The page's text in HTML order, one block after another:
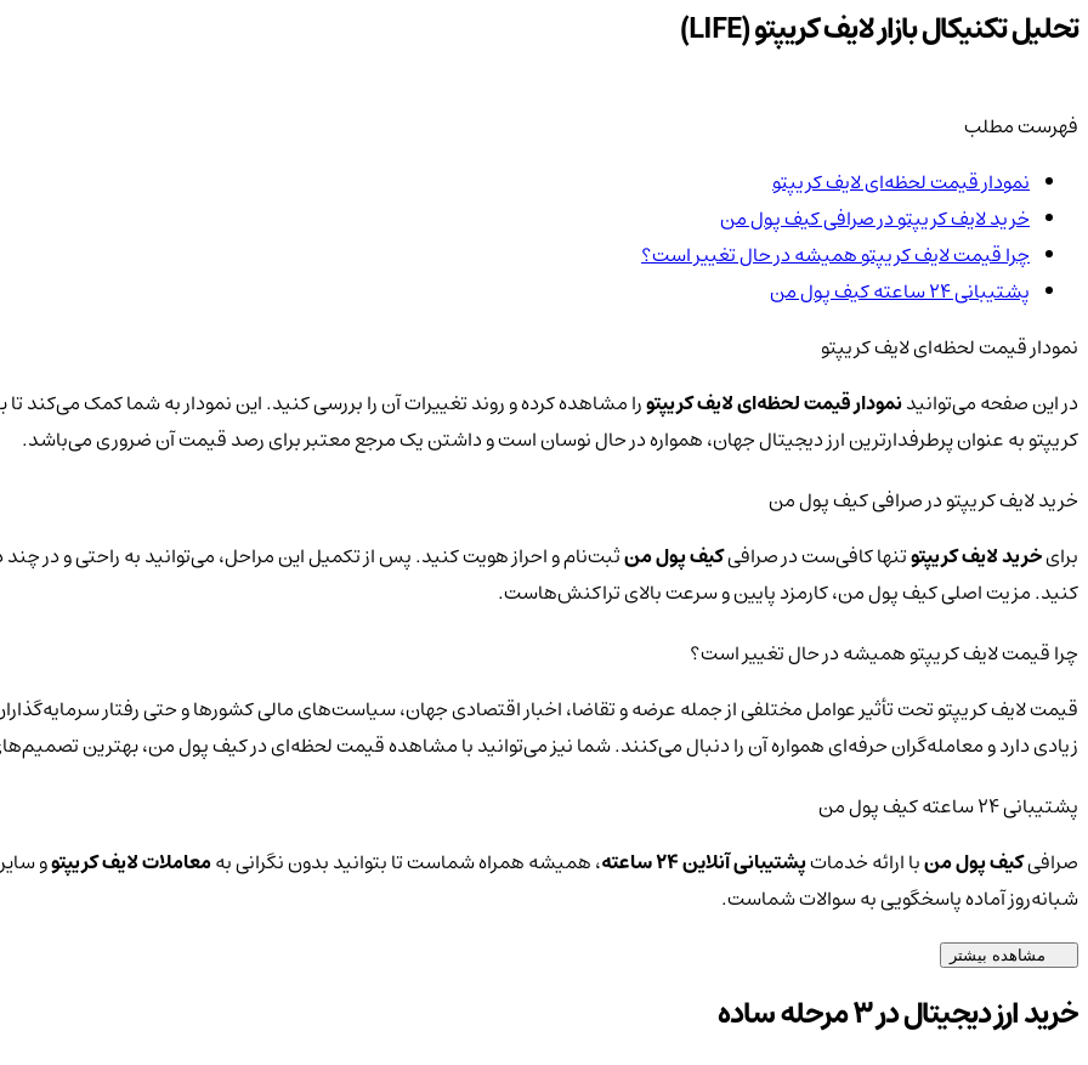
تحلیل تکنیکال بازار لایف کریپتو (LIFE)
فهرست مطلب
نمودار قیمت لحظه‌ای لایف کریپتو
خرید لایف کریپتو در صرافی کیف پول من
چرا قیمت لایف کریپتو همیشه در حال تغییر است؟
پشتیبانی ۲۴ ساعته کیف پول من
نمودار قیمت لحظه‌ای لایف کریپتو
در این صفحه می‌توانیدنمودار قیمت لحظه‌ای لایف کریپتورا مشاهده کرده و روند تغییرات آن را بررسی کنید. این نمودار به شما کمک می‌کند تا
کریپتو به عنوان پرطرفدارترین ارز دیجیتال جهان، همواره در حال نوسان است و داشتن یک مرجع معتبر برای رصد قیمت آن ضروری می‌باشد.
خرید لایف کریپتو در صرافی کیف پول من
برایخرید لایف کریپتوتنها کافی‌ست در صرافیکیف پول منثبت‌نام و احراز هویت کنید. پس از تکمیل این مراحل، می‌توانید به راحتی و در چند
کنید. مزیت اصلی کیف پول من، کارمزد پایین و سرعت بالای تراکنش‌هاست.
چرا قیمت لایف کریپتو همیشه در حال تغییر است؟
قیمت لایف کریپتو تحت تأثیر عوامل مختلفی از جمله عرضه و تقاضا، اخبار اقتصادی جهان، سیاست‌های مالی کشورها و حتی رفتار
زیادی دارد و معامله‌گران حرفه‌ای همواره آن را دنبال می‌کنند. شما نیز می‌توانید با مشاهده قیمت لحظه‌ای در کیف پول من، بهترین
پشتیبانی ۲۴ ساعته کیف پول من
صرافیکیف پول منبا ارائه خدماتپشتیبانی آنلاین ۲۴ ساعته ، همیشه همراه شماست تا بتوانید بدون نگرانی بهمعاملات لایف کریپتوو
شبانه‌روز آماده پاسخگویی به سوالات شماست.
مشاهده بیشتر
خرید ارز دیجیتال در 3 مرحله ساده